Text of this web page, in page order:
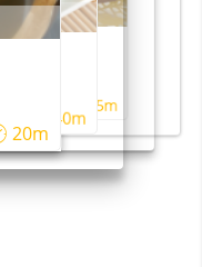
20m
40m
55m